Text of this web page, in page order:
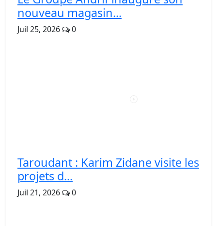
nouveau magasin...
Juil 25, 2026 0
Taroudant : Karim Zidane visite les
projets d...
Juil 21, 2026 0